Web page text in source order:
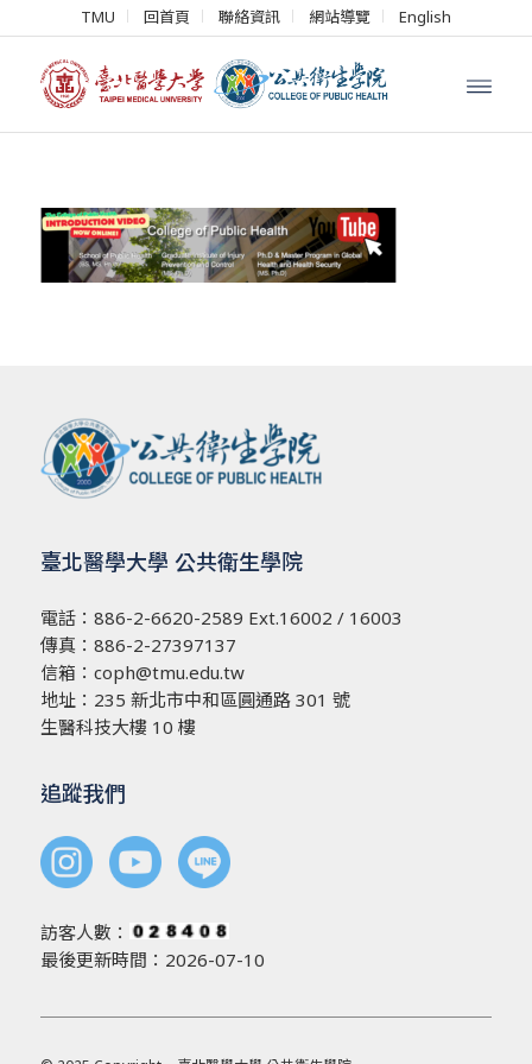
TMU 回首頁 聯絡資訊 網站導覽 English
臺北醫學大學 公共衛生學院
電話： 886-2-6620-2589 Ext.16002 / 16003
傳真：886-2-27397137
信箱： coph@tmu.edu.tw
地址： 235 新北市中和區圓通路 301 號
生醫科技大樓 10 樓
追蹤我們
訪客人數：
最後更新時間：2026-07-10